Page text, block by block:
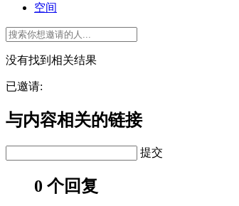
空间
没有找到相关结果
已邀请:
与内容相关的链接
提交
0 个回复